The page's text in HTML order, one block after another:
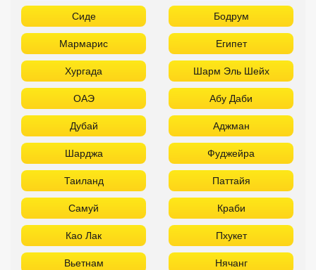
Шарджа Фуджейра
Таиланд Паттайя
Самуй Краби
Као Лак Пхукет
Вьетнам Нячанг
Фантьет Фукуок
Шри Ланка Куба
Мальдивы Бали